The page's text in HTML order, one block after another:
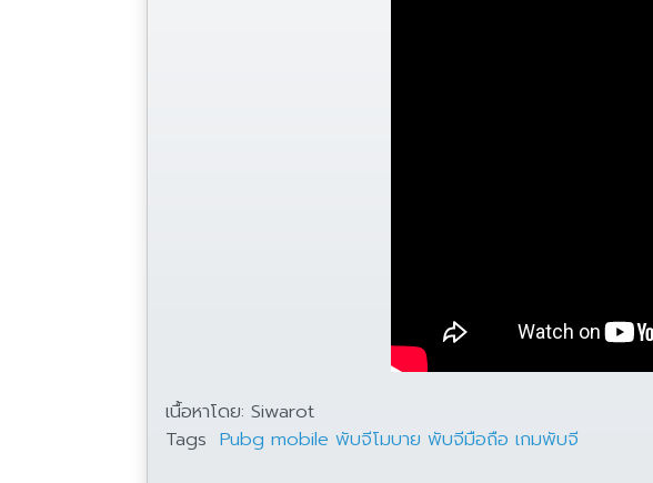
เนื้อหาโดย: Siwarot
Tags Pubg mobile พับจีโมบาย พับจีมือถือ เกมพับจี